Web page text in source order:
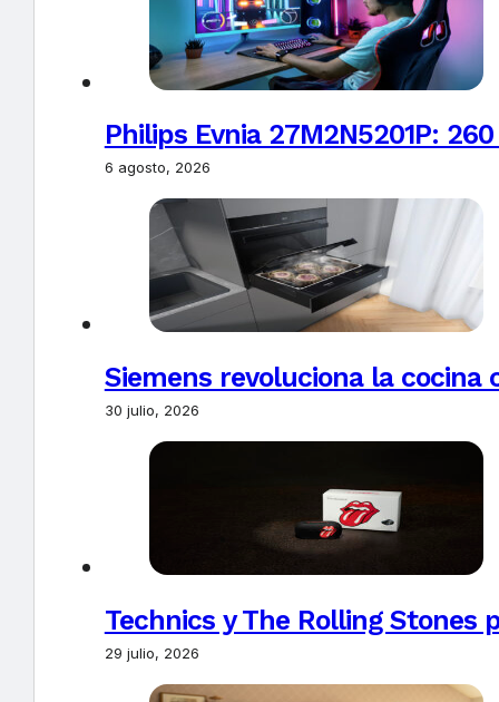
Philips Evnia 27M2N5201P:
6 agosto, 2026
Siemens revoluciona la
30 julio, 2026
Technics y The Rolling Stones
29 julio, 2026